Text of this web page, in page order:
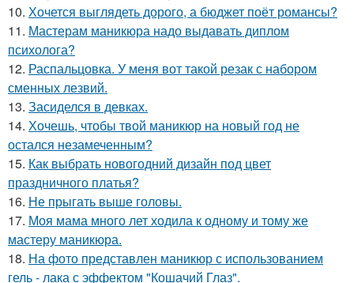
10. Хочется выглядеть дорого, а бюджет поёт романсы?
11. Мастерам маникюра надо выдавать диплом
психолога?
12. Распальцовка. У меня вот такой резак с набором
сменных лезвий.
13. Засиделся в девках.
14. Хочешь, чтобы твой маникюр на новый год не
остался незамеченным?
15. Как выбрать новогодний дизайн под цвет
праздничного платья?
16. Не прыгать выше головы.
17. Моя мама много лет ходила к одному и тому же
мастеру маникюра.
18. На фото представлен маникюр с использованием
гель - лака с эффектом "Кошачий Глаз".